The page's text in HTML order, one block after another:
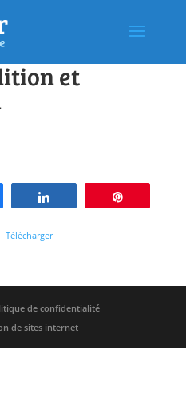
et
Télécharger
de confidentialité
de sites internet